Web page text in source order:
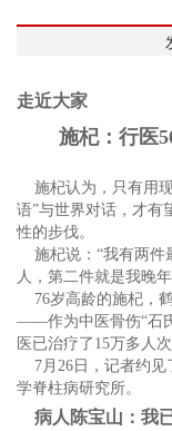
走近大家
施杞：行医
施杞认为，只有用现
语”与世界对话，才有
性的步伐。
施杞说：“我有两件
人，第二件就是我晚
76岁高龄的施杞，
——作为中医骨伤“石
医已治疗了15万多人
7月26日，记者约见
学脊柱病研究所。
病人陈宝山：我